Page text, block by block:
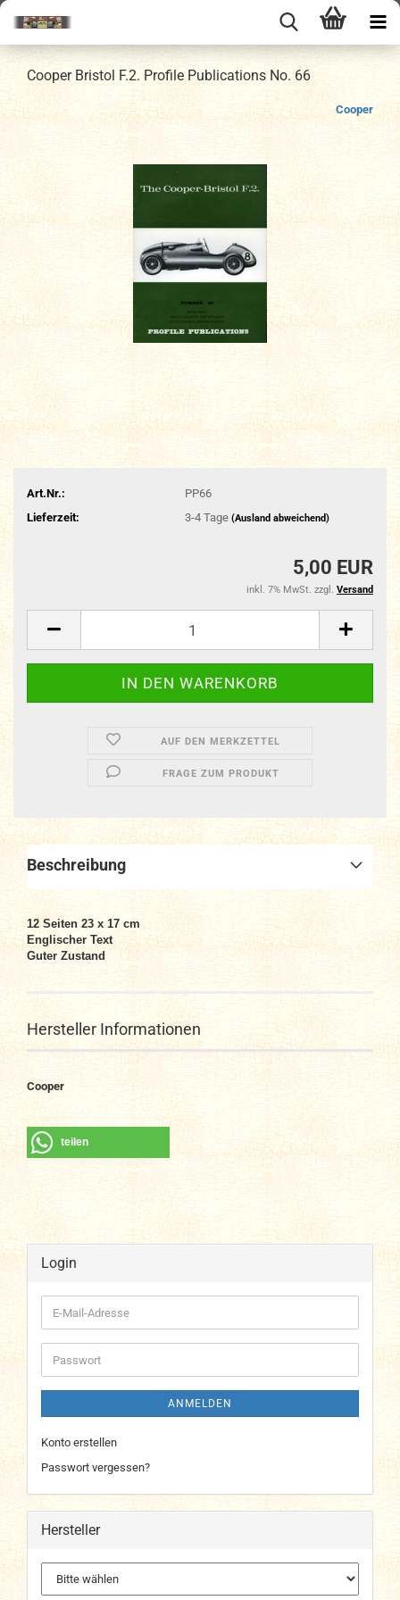
Cooper Bristol F.2. Profile Publications No. 66
Cooper
Art.Nr.:
PP66
Lieferzeit:
3-4 Tage (Ausland abweichend)
5,00 EUR
inkl. 7% MwSt. zzgl. Versand
AUF DEN MERKZETTEL
FRAGE ZUM PRODUKT
Beschreibung
12 Seiten 23 x 17 cm
Englischer Text
Guter Zustand
Hersteller Informationen
Cooper
teilen
Login
E-
Mail-
Adresse
Passwort
ANMELDEN
Konto erstellen
Passwort vergessen?
Hersteller